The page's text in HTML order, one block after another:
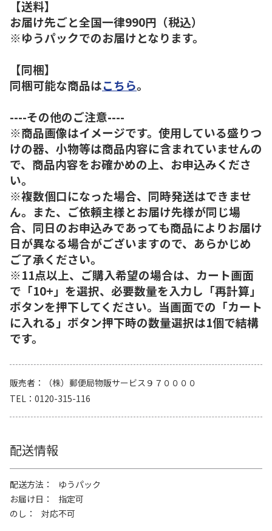
【送料】
お届け先ごと全国一律990円（税込）
※ゆうパックでのお届けとなります。
【同梱】
同梱可能な商品はこちら。
----その他のご注意----
※商品画像はイメージです。使用している盛りつ
けの器、小物等は商品内容に含まれていませんの
で、商品内容をお確かめの上、お申込みくださ
い。
※複数個口になった場合、同時発送はできませ
ん。また、ご依頼主様とお届け先様が同じ場
合、同日のお申込みであっても商品によりお届け
日が異なる場合がございますので、あらかじめ
ご了承ください。
※11点以上、ご購入希望の場合は、カート画面
で「10+」を選択、必要数量を入力し「再計算」
ボタンを押下してください。当画面での「カート
に入れる」ボタン押下時の数量選択は1個で結構
です。
販売者
（株）郵便局物販サービス９７００００
TEL
0120-315-116
配送情報
配送方法
ゆうパック
お届け日
指定可
のし
対応不可